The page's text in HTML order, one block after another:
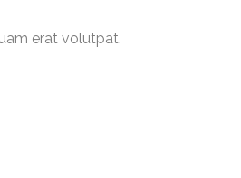
erat volutpat.